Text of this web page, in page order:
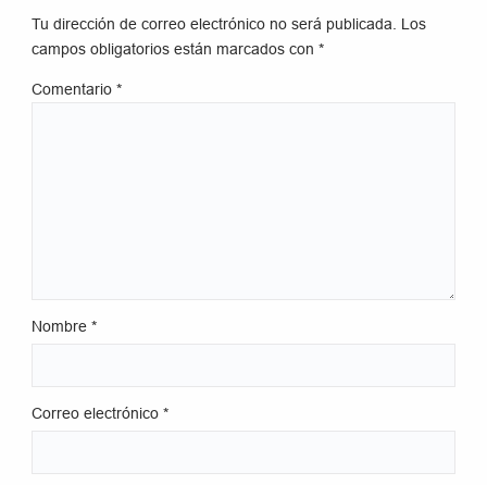
Tu dirección de correo electrónico no será publicada. Los
campos obligatorios están marcados con*
Comentario*
Nombre*
Correo electrónico*